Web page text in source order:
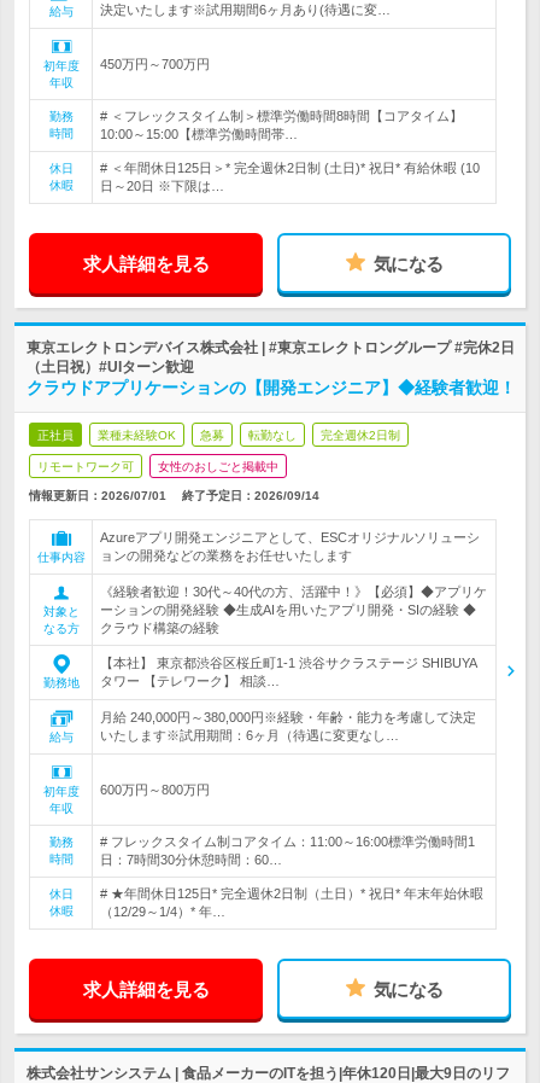
給与
決定いたします※試用期間6ヶ月あり(待遇に変…
初年度
年収
450万円～700万円
勤務
時間
# ＜フレックスタイム制＞標準労働時間8時間【コアタイム】
10:00～15:00【標準労働時間帯…
休日
休暇
# ＜年間休日125日＞* 完全週休2日制 (土日)* 祝日* 有給休暇 (10
日～20日 ※下限は…
求人詳細を見る 気になる
東京エレクトロンデバイス株式会社 | #東京エレクトロングループ #完休2日
（土日祝）#UIターン歓迎
クラウドアプリケーションの【開発エンジニア】◆経験者歓迎！
正社員 業種未経験OK 急募 転勤なし 完全週休2日制
リモートワーク可 女性のおしごと掲載中
情報更新日：2026/07/01 終了予定日： 2026/09/14
仕事内容
Azureアプリ開発エンジニアとして、ESCオリジナルソリューシ
ョンの開発などの業務をお任せいたします
対象と
なる方
《経験者歓迎！30代～40代の方、活躍中！》【必須】◆アプリケ
ーションの開発経験 ◆生成AIを用いたアプリ開発・SIの経験 ◆
クラウド構築の経験
勤務地
【本社】 東京都渋谷区桜丘町1-1 渋谷サクラステージ SHIBUYA
タワー 【テレワーク】 相談…
給与
月給 240,000円～380,000円※経験・年齢・能力を考慮して決定
いたします※試用期間：6ヶ月（待遇に変更なし…
初年度
年収
600万円～800万円
勤務
時間
# フレックスタイム制コアタイム：11:00～16:00標準労働時間1
日：7時間30分休憩時間：60…
休日
休暇
# ★年間休日125日* 完全週休2日制（土日）* 祝日* 年末年始休暇
（12/29～1/4）* 年…
求人詳細を見る 気になる
株式会社サンシステム | 食品メーカーのITを担う|年休120日|最大9日のリフ